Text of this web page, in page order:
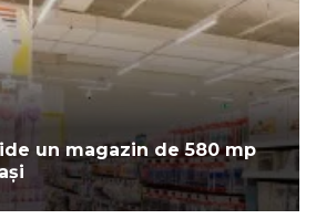
un magazin de 580 mp